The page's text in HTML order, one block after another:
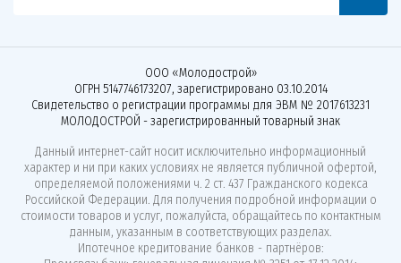
ООО «Молодострой»
ОГРН 5147746173207, зарегистрировано 03.10.2014
Свидетельство о регистрации программы для ЭВМ № 2017613231
МОЛОДОСТРОЙ - зарегистрированный товарный знак
Данный интернет-сайт носит исключительно информационный
характер и ни при каких условиях не является публичной офертой,
определяемой положениями ч. 2 ст. 437 Гражданского кодекса
Российской Федерации. Для получения подробной информации о
стоимости товаров и услуг, пожалуйста, обращайтесь по контактным
данным, указанным в соответствующих разделах.
Ипотечное кредитование банков - партнёров: